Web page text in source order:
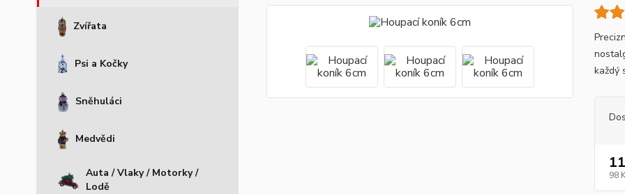
Zvířata
Psi a Kočky
Sněhuláci
Medvědi
Auta / Vlaky / Motorky /
Lodě
každý
98